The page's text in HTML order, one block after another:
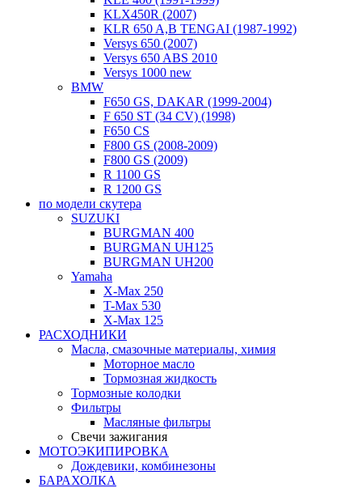
KLX450R (2007)
KLR 650 A,B TENGAI (1987-1992)
Versys 650 (2007)
Versys 650 ABS 2010
Versys 1000 new
BMW
F650 GS, DAKAR (1999-2004)
F 650 ST (34 CV) (1998)
F650 CS
F800 GS (2008-2009)
F800 GS (2009)
R 1100 GS
R 1200 GS
по модели скутера
SUZUKI
BURGMAN 400
BURGMAN UH125
BURGMAN UH200
Yamaha
X-Max 250
T-Max 530
X-Max 125
РАСХОДНИКИ
Масла, смазочные материалы, химия
Моторное масло
Тормозная жидкость
Тормозные колодки
Фильтры
Масляные фильтры
Свечи зажигания
МОТОЭКИПИРОВКА
Дождевики, комбинезоны
БАРАХОЛКА